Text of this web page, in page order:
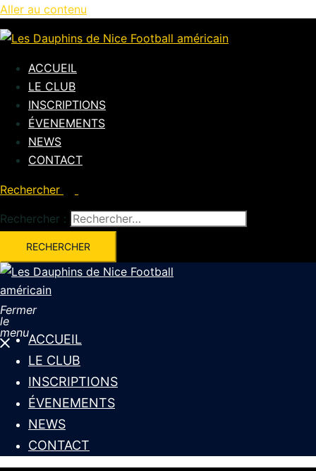
Aller au contenu
ACCUEIL
LE CLUB
INSCRIPTIONS
ÉVENEMENTS
NEWS
CONTACT
Rechercher
Rechercher :
Fermer
le
menuACCUEIL
LE CLUB
INSCRIPTIONS
ÉVENEMENTS
NEWS
CONTACT